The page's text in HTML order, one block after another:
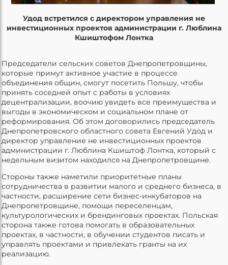
Удод встретился с директором управления не
инвестиционных проектов администрации г. Люблина
Кшиштофом Лонтка
Председатели сельских советов Днепропетровщины,
которые примут активное участие в процессе
объединения общин, смогут посетить Польшу, чтобы
принять соседней опыт с работы в условиях
децентрализации, воочию увидеть все преимущества и
выгоды в экономическом и социальном плане от
реформирования. Об этом договорились председатель
Днепропетровского областного совета Евгений Удод и
директор управление не инвестиционных проектов
администрации г. Люблина Кшиштоф Лонтка, который с
недельным визитом находился на Днепропетровщине.
Стороны также наметили приоритетные планы
сотрудничества в развитии малого и среднего бизнеса, в
частности, расширение сети бизнес-инкубаторов на
Днепропетровщине, помощи переселенцам,
культурологических и брендинговых проектах. Польская
сторона также готова помогать в образовательных
проектах, в частности, в обучении студентов писать и
управлять проектами и привлекать гранты на их
реализацию.